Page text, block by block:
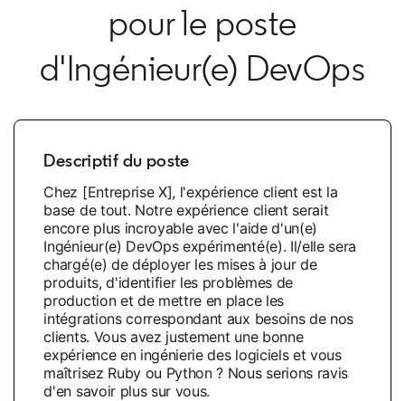
pour le poste
d'Ingénieur(e) DevOps
Descriptif du poste
Chez [Entreprise X], l'expérience client est la
base de tout. Notre expérience client serait
encore plus incroyable avec l'aide d'un(e)
Ingénieur(e) DevOps expérimenté(e). Il/elle sera
chargé(e) de déployer les mises à jour de
produits, d'identifier les problèmes de
production et de mettre en place les
intégrations correspondant aux besoins de nos
clients. Vous avez justement une bonne
expérience en ingénierie des logiciels et vous
maîtrisez Ruby ou Python ? Nous serions ravis
d'en savoir plus sur vous.